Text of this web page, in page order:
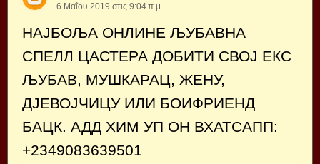
6 Μαΐου 2019 στις 9:04 π.μ.
НАЈБОЉА ОНЛИНЕ ЉУБАВНА
СПЕЛЛ ЦАСТЕРА ДОБИТИ СВОЈ ЕКС
ЉУБАВ, МУШКАРАЦ, ЖЕНУ,
ДЈЕВОЈЧИЦУ ИЛИ БОИФРИЕНД
БАЦК. АДД ХИМ УП ОН ВХАТСАПП:
+2349083639501